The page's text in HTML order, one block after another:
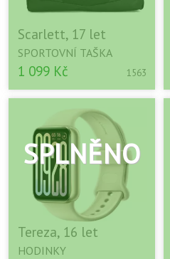
Scarlett, 17 let
SPORTOVNÍ TAŠKA
1 099 Kč 1563
Tereza, 16 let
HODINKY